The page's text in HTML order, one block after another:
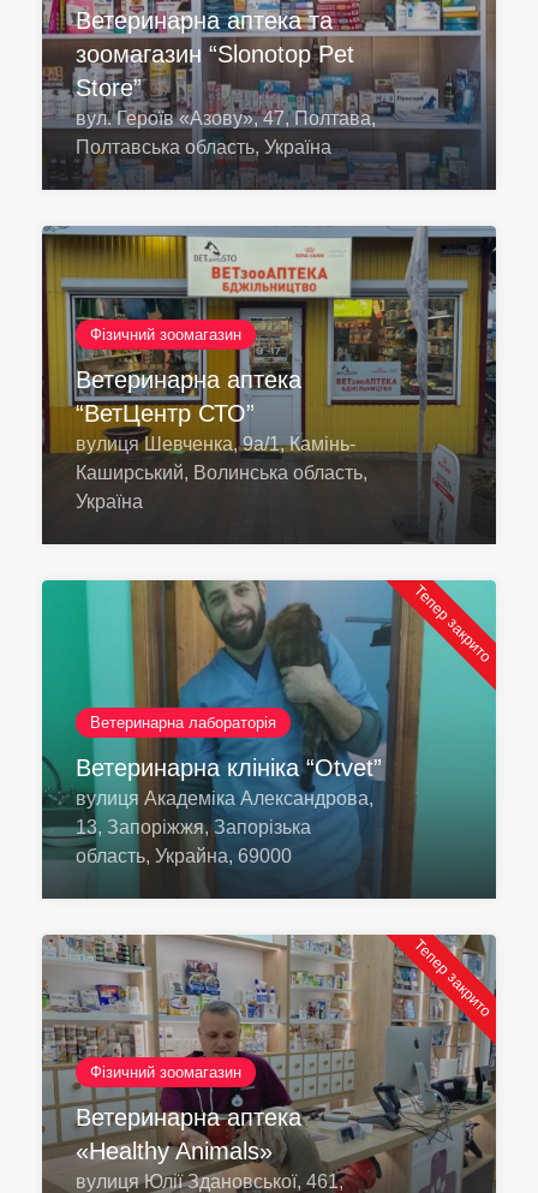
Ветеринарна аптека та
зоомагазин “Slonotop Pet
Store”
вул. Героїв «Азову», 47, Полтава,
Полтавська область, Україна
Фізичний зоомагазин
Ветеринарна аптека
“ВетЦентр СТО”
вулиця Шевченка, 9а/1, Камінь-
Каширський, Волинська область,
Україна
Тепер закрито
Ветеринарна лабораторія
Ветеринарна клініка “Otvet”
вулиця Академіка Александрова,
13, Запоріжжя, Запорізька
область, Украйна, 69000
Тепер закрито
Фізичний зоомагазин
Ветеринарна аптека
«Healthy Animals»
вулиця Юлії Здановської, 461,